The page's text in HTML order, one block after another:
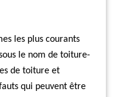
les plus courants
le nom de toiture-
de toiture et
qui peuvent être